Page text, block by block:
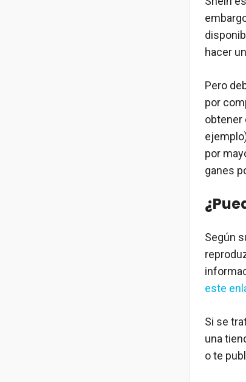
hacer
Pero
por
obtener
por
ganes
Según
este
Si se
una
o te